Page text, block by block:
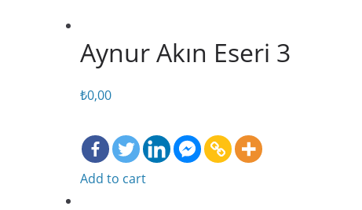
Aynur Akın Eseri 3
₺0,00
Add to cart